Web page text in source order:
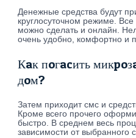
Денежные средства будут
круглосуточном режиме.
можно сделать и онлайн.
очень удобно, комфортно и
Кaк пoгacить
дoм?
Затем приходит смс и
Кроме всего прочего
быстро. В среднем весь
зависимости от выбранного